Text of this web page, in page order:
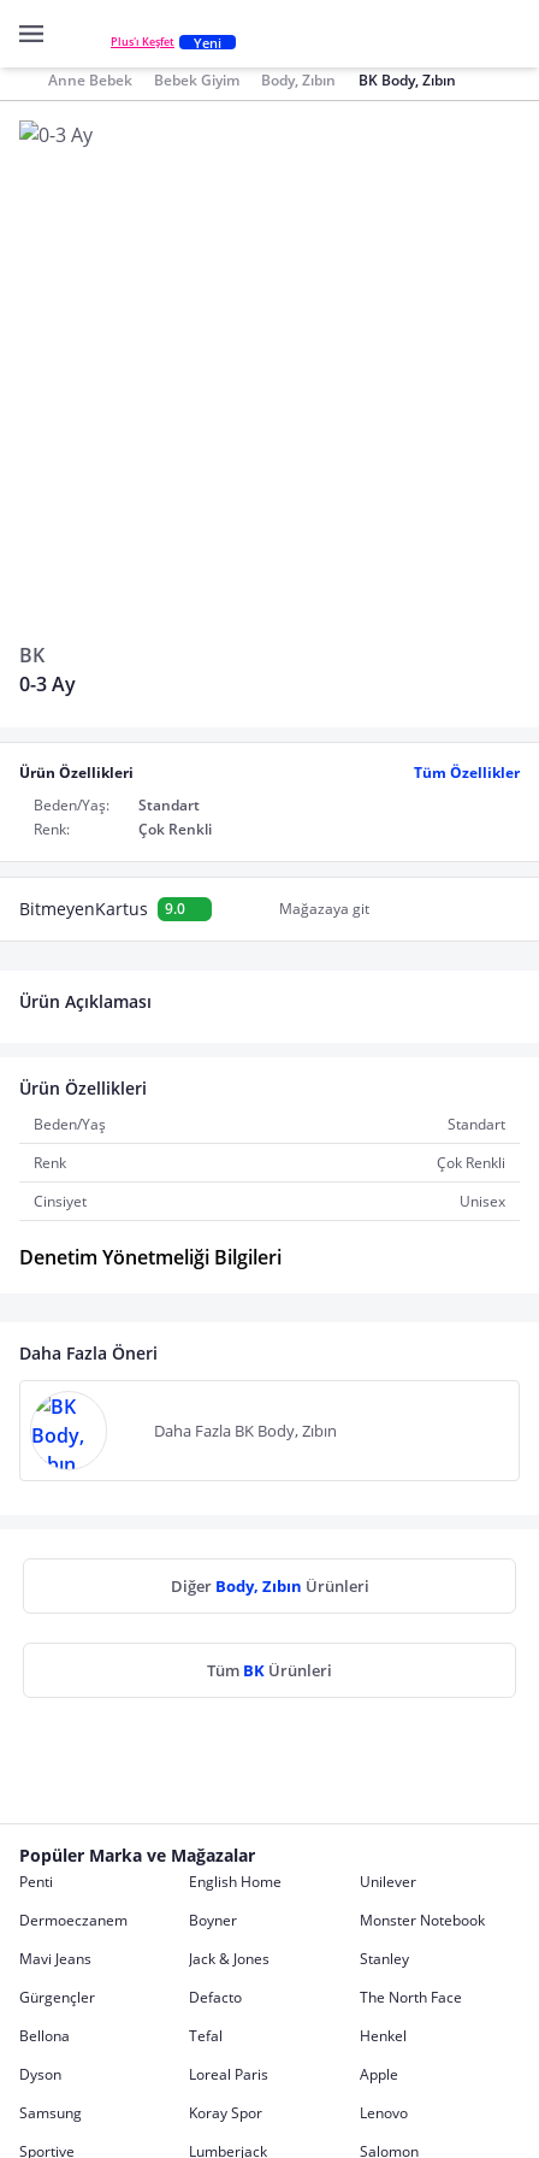
Plus'ı Keşfet Yeni
Anne Bebek Bebek Giyim Body, Zıbın BK Body, Zıbın
BK
0-3 Ay
Ürün Özellikleri
Tüm Özellikler
Beden/Yaş:
Standart
Renk:
Çok Renkli
BitmeyenKartus 9.0 Mağazaya git
Ürün Açıklaması
Ürün Özellikleri
Beden/Yaş
Standart
Renk
Çok Renkli
Cinsiyet
Unisex
Denetim Yönetmeliği Bilgileri
Daha Fazla Öneri
Daha Fazla BK Body, Zıbın
Diğer Body, Zıbın Ürünleri
Tüm BK Ürünleri
Popüler Marka ve Mağazalar
Penti English Home
Unilever
Dermoeczanem
Boyner
Monster Notebook
Mavi Jeans
Jack & Jones
Stanley
Gürgençler
Defacto
The North Face
Bellona
Tefal
Henkel
Dyson
Loreal Paris
Apple
Samsung
Koray Spor
Lenovo
Sportive
Lumberjack Salomon